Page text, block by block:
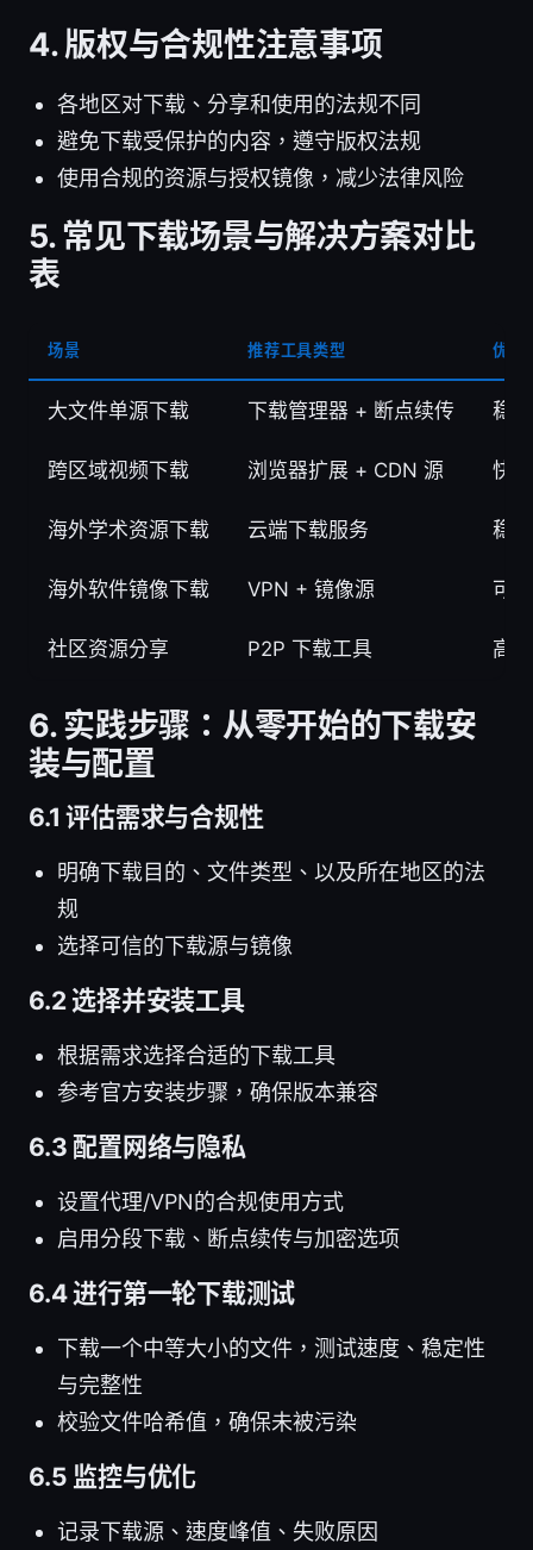
4. 版权与合规性注意事项
各地区对下载、分享和使用的法规不同
避免下载受保护的内容，遵守版权法规
使用合规的资源与授权镜像，减少法律风险
5. 常见下载场景与解决方案对比
表
场景 推荐工具类型 优点
大文件单源下载 下载管理器 + 断点续传 稳
跨区域视频下载 浏览器扩展 + CDN 源 快
海外学术资源下载 云端下载服务 稳
海外软件镜像下载 VPN + 镜像源 可
社区资源分享 P2P 下载工具 高
6. 实践步骤：从零开始的下载安
装与配置
6.1 评估需求与合规性
明确下载目的、文件类型、以及所在地区的法
规
选择可信的下载源与镜像
6.2 选择并安装工具
根据需求选择合适的下载工具
参考官方安装步骤，确保版本兼容
6.3 配置网络与隐私
设置代理/VPN的合规使用方式
启用分段下载、断点续传与加密选项
6.4 进行第一轮下载测试
下载一个中等大小的文件，测试速度、稳定性
与完整性
校验文件哈希值，确保未被污染
6.5 监控与优化
记录下载源、速度峰值、失败原因